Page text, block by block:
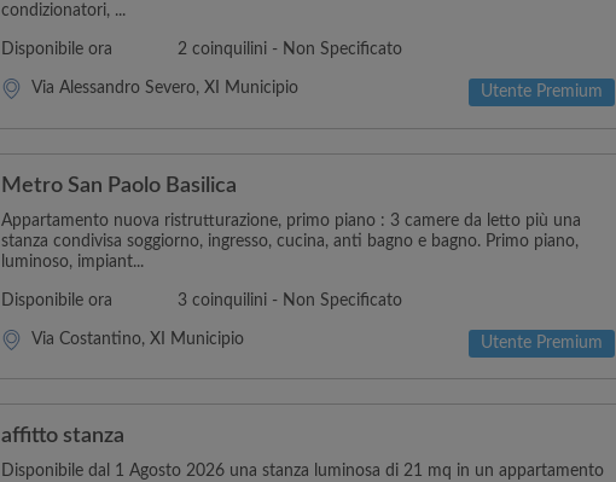
condizionatori, ...
Disponibile ora 2 coinquilini - Non Specificato
Via Alessandro Severo, XI Municipio Utente Premium
Metro San Paolo Basilica
Appartamento nuova ristrutturazione, primo piano : 3 camere da letto più una
stanza condivisa soggiorno, ingresso, cucina, anti bagno e bagno. Primo piano,
luminoso, impiant...
Disponibile ora 3 coinquilini - Non Specificato
Via Costantino, XI Municipio Utente Premium
affitto stanza
Disponibile dal 1 Agosto 2026 una stanza luminosa di 21 mq in un appartamento